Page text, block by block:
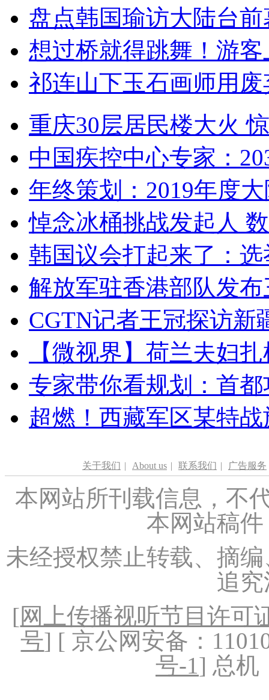
盘点韩国瑜访大陆台
想过桥就得跳舞！游客
祁连山下玉石画师用
重庆30层居民楼大火
中国疾控中心专家：
年终策划：2019年度
悼念冰桶挑战发起人
韩国议会打起来了：
解放军驻香港部队发
CGTN记者王冠探访新
【微视界】荷兰夫妇
专家带你看规划：首
超燃！西藏军区某特
关于我们 | About us | 联系我们 | 广告服务
本网站所刊载信息，不
本网站稿
未经授权禁止转载、摘
追
[网上传播视听节目许可
号] [ 京公网安备：
号-1] 总机